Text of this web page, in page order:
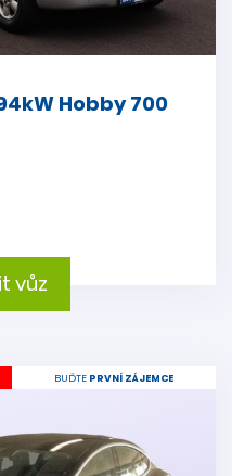
Hobby 700
vůz
BUĎTE PRVNÍ ZÁJEMCE